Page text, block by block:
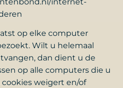
op elke computer
Wilt u helemaal
dan dient u de
op alle computers die u
weigert en/of